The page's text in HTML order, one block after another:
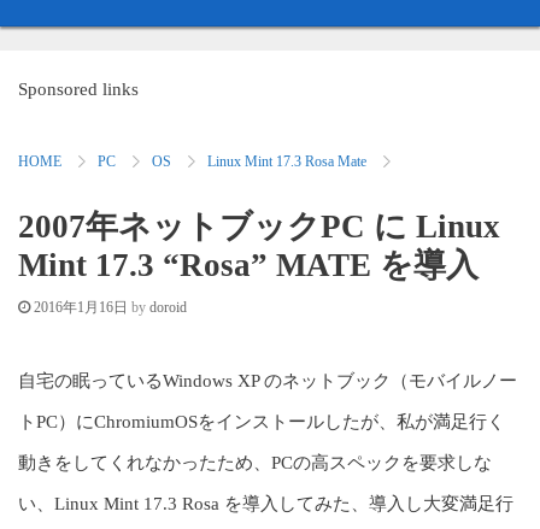
Sponsored links
HOME PC OS Linux Mint 17.3 Rosa Mate
2007年ネットブックPC に Linux
Mint 17.3 “Rosa” MATE を導入
2016年1月16日 by doroid
自宅の眠っているWindows XP のネットブック（モバイルノー
トPC）にChromiumOSをインストールしたが、私が満足行く
動きをしてくれなかったため、PCの高スペックを要求しな
い、Linux Mint 17.3 Rosa を導入してみた、導入し大変満足行